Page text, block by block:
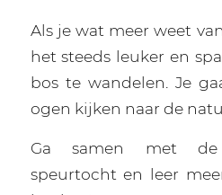
Als je wat meer weet
het steeds leuker en
bos te wandelen. Je
ogen kijken naar de
Ga samen met de
speurtocht en leer